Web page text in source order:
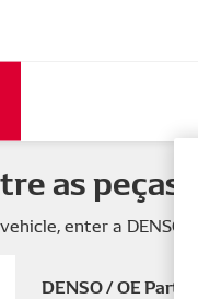
as peças
enter a DENSO
DENSO / OE Part